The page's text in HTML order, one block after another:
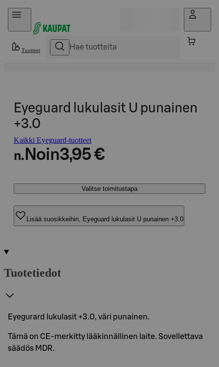
Hyppää sisältöön
Tuotteet
Eyeguard lukulasit U punainen
+3.0
Kaikki Eyeguard-tuotteet
n. Noin3,95 €
Valitse toimitustapa
Lisää suosikkeihin, Eyeguard lukulasit U punainen +3.0
Tuotetiedot
Eyegurard lukulasit +3.0, väri punainen.
Tämä on CE-merkitty lääkinnällinen laite. Sovellettava
säädös MDR.